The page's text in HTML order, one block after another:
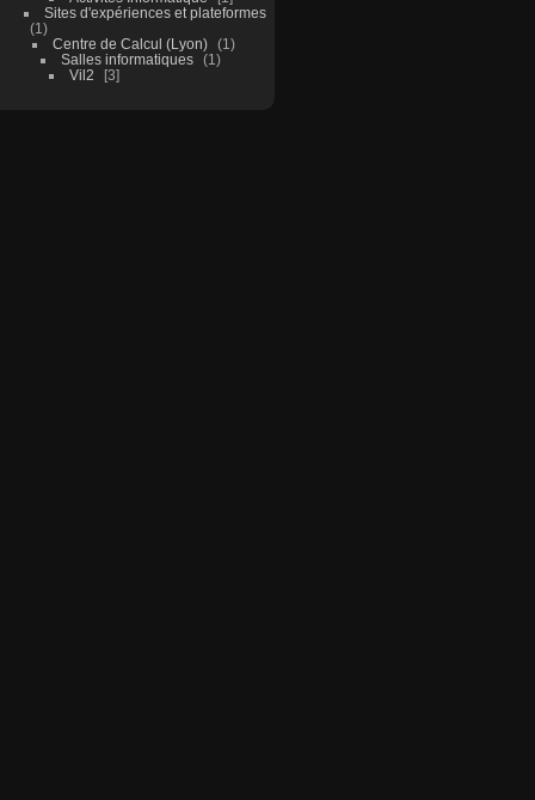
Sites d'expériences et plateformes
1
Centre de Calcul (Lyon)
1
Salles informatiques
1
Vil2
3